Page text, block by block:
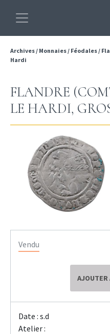
Archives/ Monnaies/ Féodales/
Hardi
FLANDRE
LE HARDI,
Vendu
AJOUTER
Date : s.d
Atelier :